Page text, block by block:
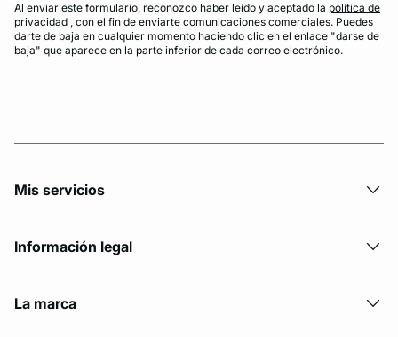
Al enviar este formulario, reconozco haber leído y aceptado la política de
privacidad , con el fin de enviarte comunicaciones comerciales. Puedes
darte de baja en cualquier momento haciendo clic en el enlace "darse de
baja" que aparece en la parte inferior de cada correo electrónico.
Mis servicios
Información legal
La marca